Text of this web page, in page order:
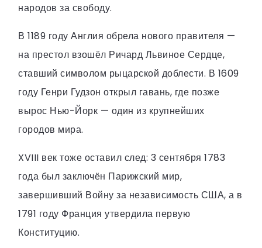
народов за свободу.
В 1189 году Англия обрела нового правителя —
на престол взошёл Ричард Львиное Сердце,
ставший символом рыцарской доблести. В 1609
году Генри Гудзон открыл гавань, где позже
вырос Нью-Йорк — один из крупнейших
городов мира.
XVIII век тоже оставил след: 3 сентября 1783
года был заключён Парижский мир,
завершивший Войну за независимость США, а в
1791 году Франция утвердила первую
Конституцию.